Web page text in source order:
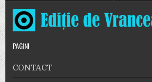
PAGINI
CONTACT